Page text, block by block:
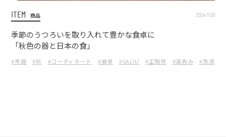
ITEM 商品 2024.11.01
季節のうつろいを取り入れて豊かな食卓に
「秋色の器と日本の食」
#茶器 #秋 #コーディネート #食卓 #SALIU #正陶苑 #湯呑み #急須